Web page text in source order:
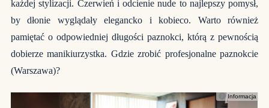
każdej stylizacji. Czerwień i odcienie nude to najlepszy pomysł,
by dłonie wyglądały elegancko i kobieco. Warto również
pamiętać o odpowiedniej długości paznokci, którą z pewnością
dobierze manikiurzystka. Gdzie zrobić profesjonalne paznokcie
(Warszawa)?